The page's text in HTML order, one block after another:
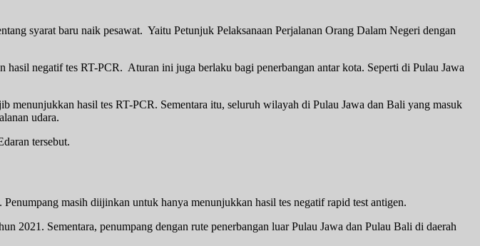
syarat baru naik pesawat. Yaitu Petunjuk Pelaksanaan Perjalanan Orang Dalam Negeri dengan
negatif tes RT-PCR. Aturan ini juga berlaku bagi penerbangan antar kota. Seperti di Pulau Jawa
hasil tes RT-PCR. Sementara itu, seluruh wilayah di Pulau Jawa dan Bali yang masuk
udara.
tersebut.
masih diijinkan untuk hanya menunjukkan hasil tes negatif rapid test antigen.
Sementara, penumpang dengan rute penerbangan luar Pulau Jawa dan Pulau Bali di daerah